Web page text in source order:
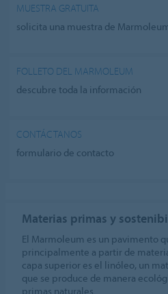
MUESTRA GRATUITA
solicita una muestra de
FOLLETO DEL MARMOLEUM
descubre toda la información
CONTÁCTANOS
formulario de contacto
Materias primas y
El Marmoleum es un pavimento
principalmente a partir de
capa superior es el linóleo, un
que se produce de manera
primas naturales.